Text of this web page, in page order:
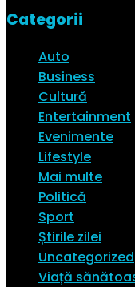
Categorii
Auto
Business
Cultură
Entertainment
Evenimente
Lifestyle
Mai multe
Politică
Sport
Știrile zilei
Uncategorized
Viață